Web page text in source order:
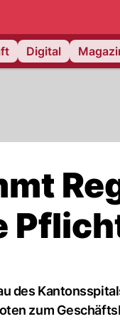
Digital
des
zum